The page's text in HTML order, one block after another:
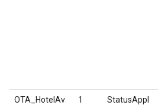
OTA_HotelAv
1
StatusAppl